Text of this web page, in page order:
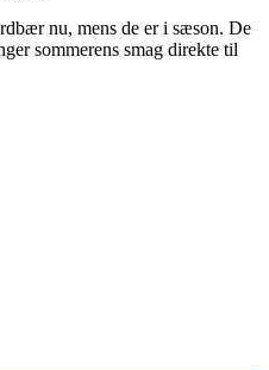
nu, mens de er i sæson. De
sommerens smag direkte til